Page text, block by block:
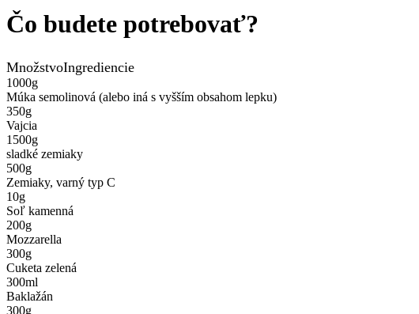
Čo budete potrebovať?
MnožstvoIngrediencie
1000g
Múka semolinová (alebo iná s vyšším obsahom lepku)
350g
Vajcia
1500g
sladké zemiaky
500g
Zemiaky, varný typ C
10g
Soľ kamenná
200g
Mozzarella
300g
Cuketa zelená
300ml
Baklažán
300g